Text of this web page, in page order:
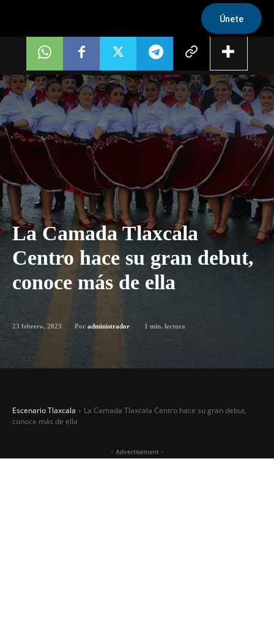
Únete
La Camada Tlaxcala
Centro hace su gran debut,
conoce más de ella
23 febrero, 2023 Por administrador 1 min. lectura
Escenario Tlaxcala
La Camada Tlaxcala Centro hace su gran debut,
conoce más de ella
- Advertisement -